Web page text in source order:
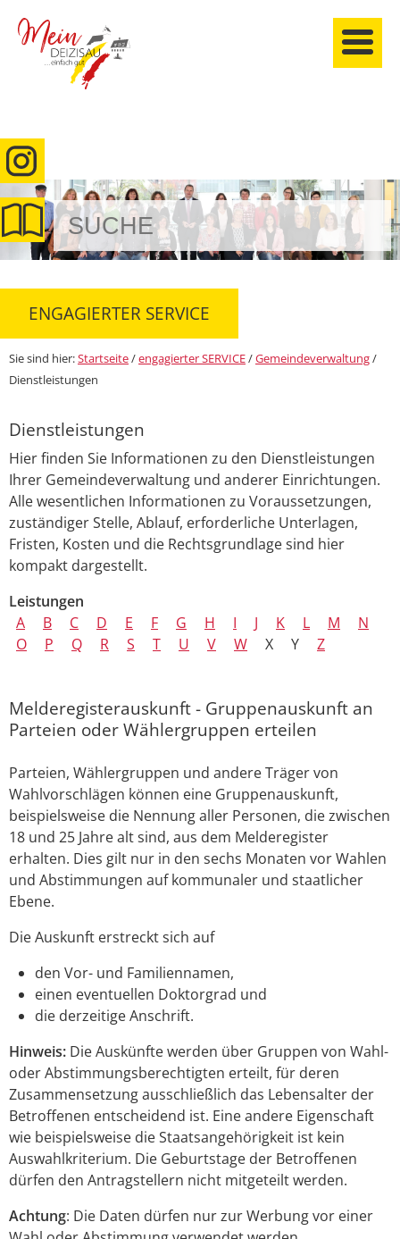
anmelden
ENGAGIERTER SERVICE
Sie sind hier:Startseite/engagierter SERVICE/Gemeindeverwaltung/
Dienstleistungen
Dienstleistungen
Hier finden Sie Informationen zu den Dienstleistungen
Ihrer Gemeindeverwaltung und anderer Einrichtungen.
Alle wesentlichen Informationen zu Voraussetzungen,
zuständiger Stelle, Ablauf, erforderliche Unterlagen,
Fristen, Kosten und die Rechtsgrundlage sind hier
kompakt dargestellt.
Leistungen
A
B C D E F G H I J K L M
N
O
P Q R S T U V W X Y Z
Melderegisterauskunft - Gruppenauskunft an
Parteien oder Wählergruppen erteilen
Parteien, Wählergruppen und andere Träger von
Wahlvorschlägen können eine Gruppenauskunft,
beispielsweise die Nennung aller Personen, die zwischen
18 und 25 Jahre alt sind, aus dem Melderegister
erhalten. Dies gilt nur in den sechs Monaten vor Wahlen
und Abstimmungen auf kommunaler und staatlicher
Ebene.
Die Auskunft erstreckt sich auf
den Vor- und Familiennamen,
einen eventuellen Doktorgrad und
die derzeitigeAnschrift.
Hinweis: Die Auskünfte werden über Gruppen von Wahl-
oder Abstimmungsberechtigten erteilt, für deren
Zusammensetzung ausschließlich das Lebensalter der
Betroffenen entscheidend ist. Eine andere Eigenschaft
wie beispielsweise die Staatsangehörigkeit ist kein
Auswahlkriterium. Die Geburtstage der Betroffenen
dürfen den Antragstellern nicht mitgeteilt werden.
Achtung: Die Daten dürfen nur zur Werbung vor einer